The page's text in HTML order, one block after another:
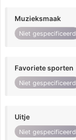
Muzieksmaak
Niet gespecificeerd
Favoriete sporten
Niet gespecificeerd
Uitje
Niet gespecificeerd